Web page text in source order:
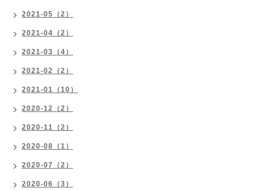
2021-05（2）
2021-04（2）
2021-03（4）
2021-02（2）
2021-01（10）
2020-12（2）
2020-11（2）
2020-08（1）
2020-07（2）
2020-06（3）